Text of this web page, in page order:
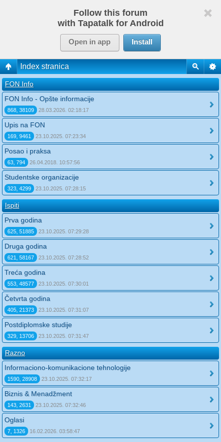
Follow this forum
with Tapatalk for Android
Open in app Install
Index stranica
FON Info
FON Info - Opšte informacije
868, 38109 28.03.2026. 02:18:17
Upis na FON
169, 9461 23.10.2025. 07:23:34
Posao i praksa
63, 794 26.04.2018. 10:57:56
Studentske organizacije
323, 4299 23.10.2025. 07:28:15
Ispiti
Prva godina
625, 51885 23.10.2025. 07:29:28
Druga godina
621, 58167 23.10.2025. 07:28:52
Treća godina
553, 48577 23.10.2025. 07:30:01
Četvrta godina
405, 21373 23.10.2025. 07:31:07
Postdiplomske studije
329, 13706 23.10.2025. 07:31:47
Razno
Informaciono-komunikacione tehnologije
1590, 28908 23.10.2025. 07:32:17
Biznis & Menadžment
143, 2631 23.10.2025. 07:32:46
Oglasi
7, 1326 16.02.2026. 03:58:47